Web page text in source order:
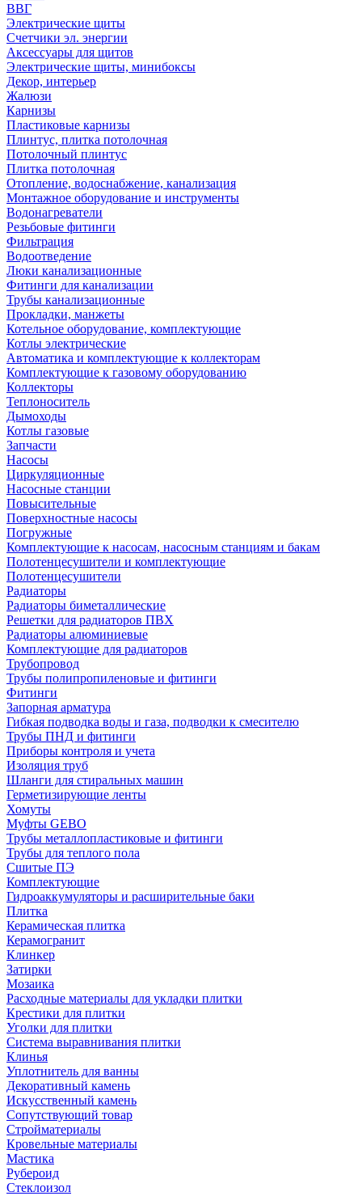
ВВГ
Электрические щиты
Счетчики эл. энергии
Аксессуары для щитов
Электрические щиты, минибоксы
Декор, интерьер
Жалюзи
Карнизы
Пластиковые карнизы
Плинтус, плитка потолочная
Потолочный плинтус
Плитка потолочная
Отопление, водоснабжение, канализация
Монтажное оборудование и инструменты
Водонагреватели
Резьбовые фитинги
Фильтрация
Водоотведение
Люки канализационные
Фитинги для канализации
Трубы канализационные
Прокладки, манжеты
Котельное оборудование, комплектующие
Котлы электрические
Автоматика и комплектующие к коллекторам
Комплектующие к газовому оборудованию
Коллекторы
Теплоноситель
Дымоходы
Котлы газовые
Запчасти
Насосы
Циркуляционные
Насосные станции
Повысительные
Поверхностные насосы
Погружные
Комплектующие к насосам, насосным станциям и бакам
Полотенцесушители и комплектующие
Полотенцесушители
Радиаторы
Радиаторы биметаллические
Решетки для радиаторов ПВХ
Радиаторы алюминиевые
Комплектующие для радиаторов
Трубопровод
Трубы полипропиленовые и фитинги
Фитинги
Запорная арматура
Гибкая подводка воды и газа, подводки к смесителю
Трубы ПНД и фитинги
Приборы контроля и учета
Изоляция труб
Шланги для стиральных машин
Герметизирующие ленты
Хомуты
Муфты GEBO
Трубы металлопластиковые и фитинги
Трубы для теплого пола
Сшитые ПЭ
Комплектующие
Гидроаккумуляторы и расширительные баки
Плитка
Керамическая плитка
Керамогранит
Клинкер
Затирки
Мозаика
Расходные материалы для укладки плитки
Крестики для плитки
Уголки для плитки
Система выравнивания плитки
Клинья
Уплотнитель для ванны
Декоративный камень
Искусственный камень
Сопутствующий товар
Стройматериалы
Кровельные материалы
Мастика
Рубероид
Стеклоизол